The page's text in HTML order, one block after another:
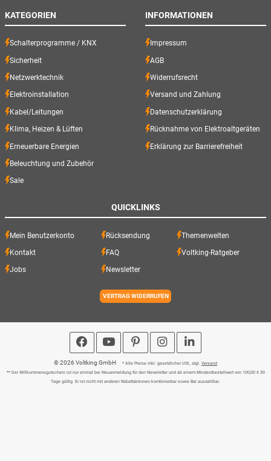
KATEGORIEN
Schalterprogramme / KNX
Sicherheit
Netzwerktechnik
Elektroinstallation
Kabel/Leitungen
Klima, Heizen & Lüften
Erneuerbare Energien
Beleuchtung und Zubehör
Sale
INFORMATIONEN
Impressum
AGB
Widerrufsrecht
Versand und Zahlung
Datenschutzerklärung
Rücknahme von Elektroaltgeräten
Erklärung zur Barrierefreiheit
QUICKLINKS
Mein Benutzerkonto Rücksendung Themenwelten
Kontakt FAQ Voltking-Ratgeber
Jobs Newsletter
VERTRAG WIDERRUFEN
© 2026 Voltking GmbH * Alle Preise inkl. gesetzlicher USt., zzgl. Versand
** Der Willkommensgutschein ist nur einmal bei Neuanmeldung für den Newsletter und ab einem Mindestbestellwert von 100,00 € 30
Tage gültig. Er ist nicht mit anderen Rabattaktionen kombinierbar sowie Bar auszahlbar.